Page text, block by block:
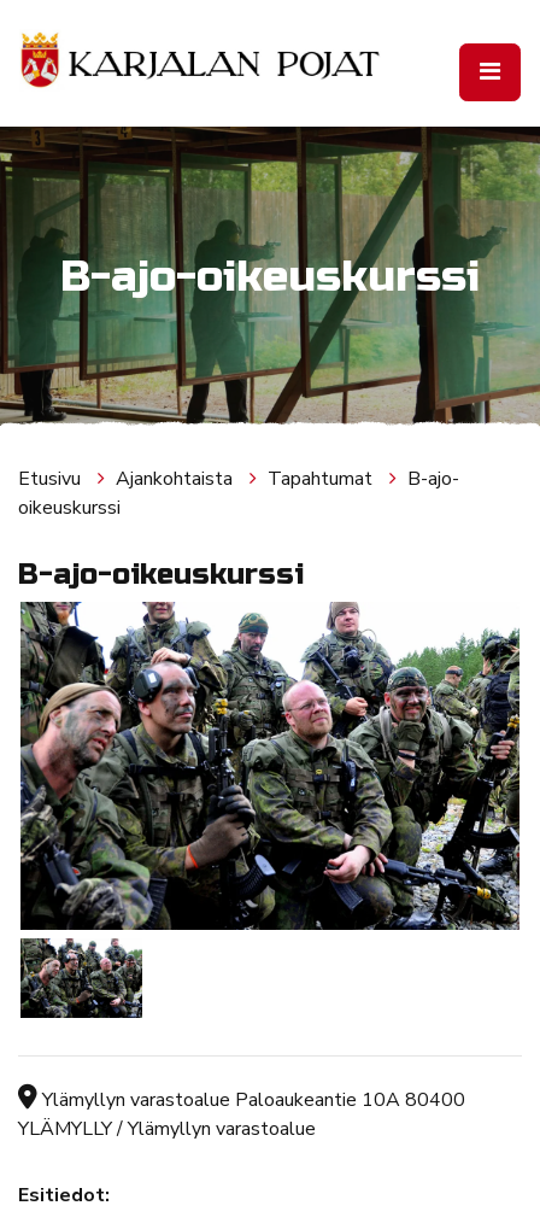
B-ajo-oikeuskurssi
Etusivu Ajankohtaista Tapahtumat
B-ajo-
oikeuskurssi
B-ajo-oikeuskurssi
Tapahtuman sijainti
Ylämyllyn varastoalue Paloaukeantie 10A 80400
YLÄMYLLY / Ylämyllyn varastoalue
Esitiedot: